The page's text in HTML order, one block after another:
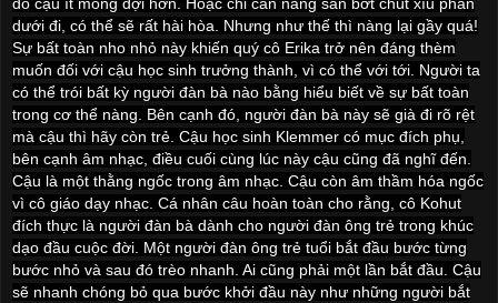
dưới đi, có thể sẽ rất hài hòa. Nhưng như thế thì nàng lại gầy quá!
Sự bất toàn nho nhỏ này khiến quý cô Erika trở nên đáng thèm
muốn đối với cậu học sinh trưởng thành, vì có thể với tới. Người ta
có thể trói bất kỳ người đàn bà nào bằng hiểu biết về sự bất toàn
trong cơ thể nàng. Bên cạnh đó, người đàn bà này sẽ già đi rõ rệt
mà cậu thì hãy còn trẻ. Cậu học sinh Klemmer có mục đích phụ,
bên cạnh âm nhạc, điều cuối cùng lúc này cậu cũng đã nghĩ đến.
Cậu là một thằng ngốc trong âm nhạc. Cậu còn âm thầm hóa ngốc
vì cô giáo dạy nhạc. Cá nhân câu hoàn toàn cho rằng, cô Kohut
đích thực là người đàn bà dành cho người đàn ông trẻ trong khúc
dạo đầu cuộc đời. Một người đàn ông trẻ tuổi bắt đầu bước từng
bước nhỏ và sau đó trèo nhanh. Ai cũng phải một lần bắt đầu. Cậu
sẽ nhanh chóng bỏ qua bước khởi đầu này như những người bắt